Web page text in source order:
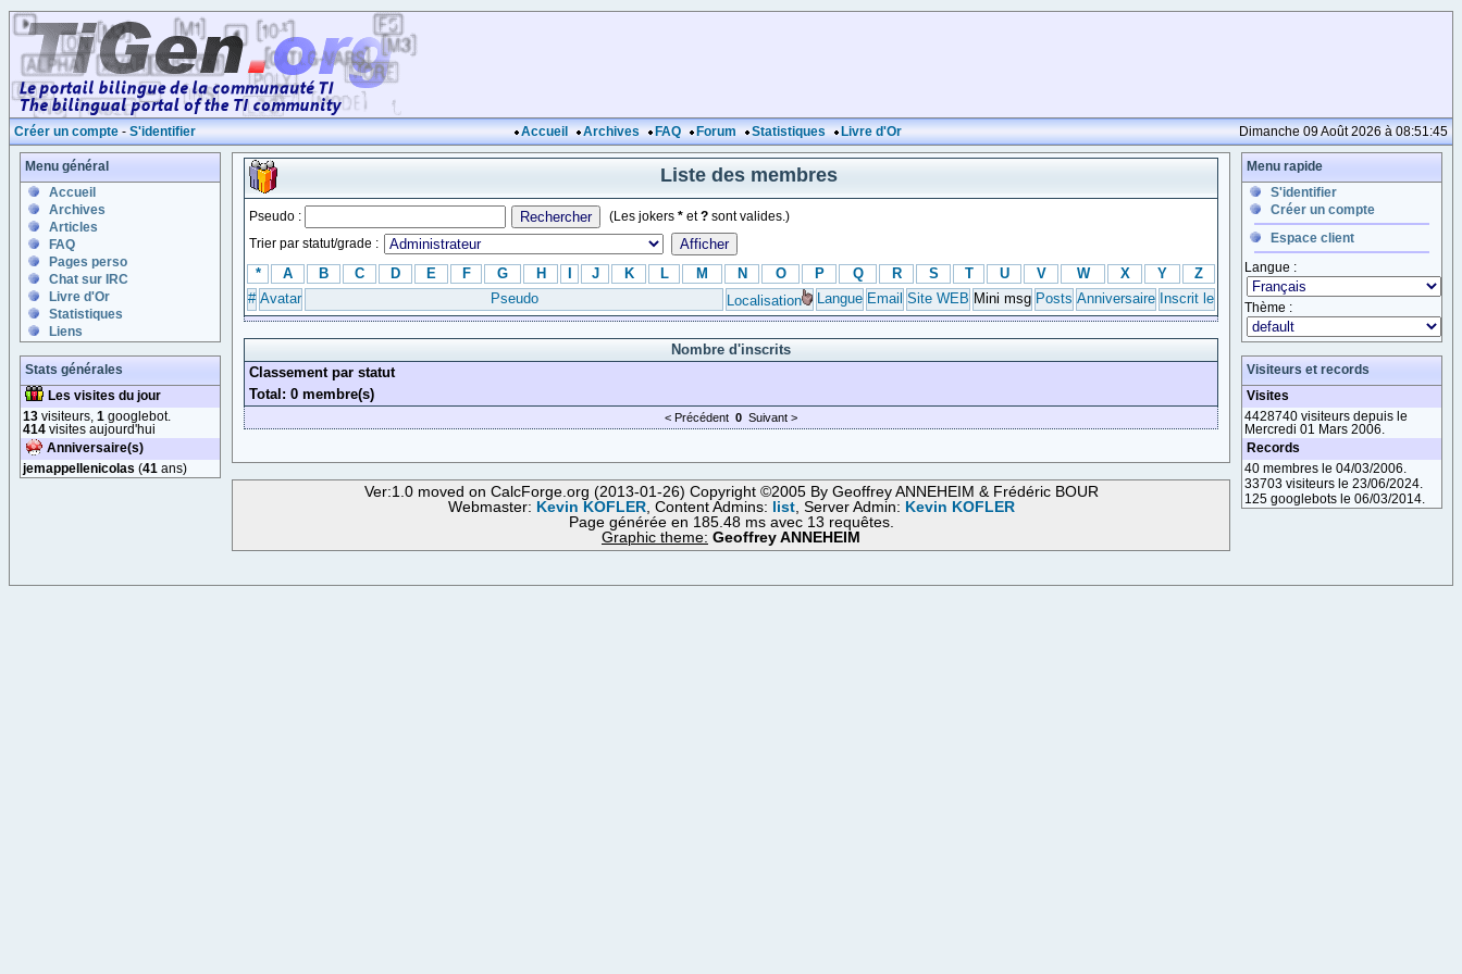
Créer un compte - S'identifier Accueil Archives FAQ Forum Statistiques Livre d'Or Dimanche 09 Août 2026 à 08:51:45
Menu général
Accueil
Archives
Articles
FAQ
Pages perso
Chat sur IRC
Livre d'Or
Statistiques
Liens
Stats générales
Les visites du jour
13 visiteurs, 1 googlebot.
414 visites aujourd'hui
Anniversaire(s)
jemappellenicolas (41 ans)
Liste des membres
Pseudo : (Les jokers * et? sont valides.)
Trier par statut/grade :
* A B C D E F G H J K L M N O P Q R S T U V W X Y
Z
# Avatar Pseudo Localisation Langue Email Site WEB Mini msg Posts Anniversaire Inscrit le
Nombre d'inscrits
Classement par statut
Total: 0 membre(s)
< Précédent 0 Suivant >
Ver:1.0 moved on CalcForge.org (2013-01-26) Copyright ©2005 By Geoffrey ANNEHEIM & Frédéric BOUR
Webmaster: Kevin KOFLER, Content Admins: list, Server Admin: Kevin KOFLER
Page générée en 185.48 ms avec 13 requêtes.
Graphic theme: Geoffrey ANNEHEIM
Menu rapide
S'identifier
Créer un compte
Espace client
Langue :
Thème :
Visiteurs et records
Visites
4428740 visiteurs depuis le
Mercredi 01 Mars 2006.
Records
40 membres le 04/03/2006.
33703 visiteurs le 23/06/2024.
125 googlebots le 06/03/2014.